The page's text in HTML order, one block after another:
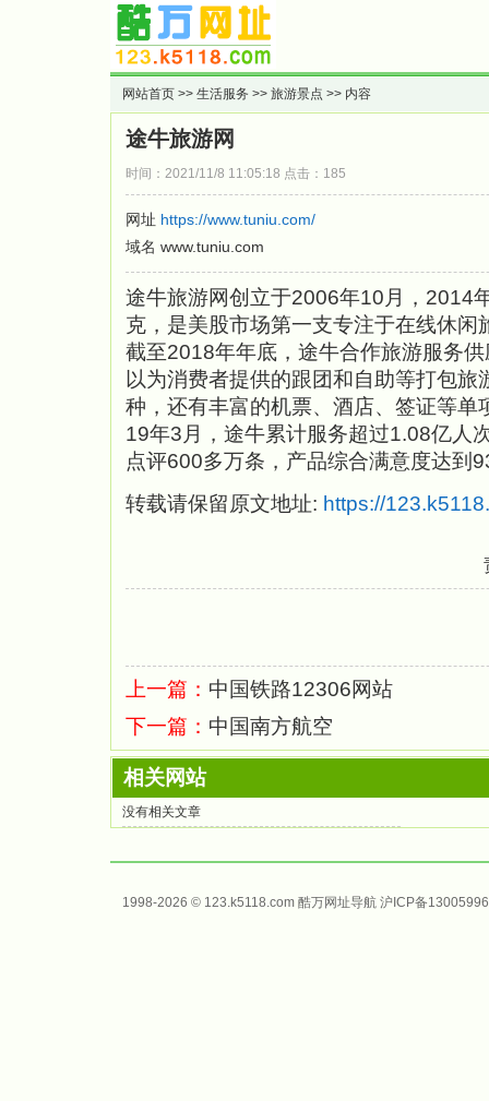
网站首页 >> 生活服务 >> 旅游景点 >> 内容
途牛旅游网
时间：2021/11/8 11:05:18 点击：185
网址 https://www.tuniu.com/
域名 www.tuniu.com
途牛旅游网创立于2006年10月，2014
克，是美股市场第一支专注于在线休闲
截至2018年年底，途牛合作旅游服务
以为消费者提供的跟团和自助等打包旅
种，还有丰富的机票、酒店、签证等单
19年3月，途牛累计服务超过1.08亿人
点评600多万条，产品综合满意度达到
转载请保留原文地址: https://
上一篇： 中国铁路12306网站
下一篇： 中国南方航空
相关网站
没有相关文章
1998-2026 © 123.k5118.com 酷万网址导航 沪ICP备